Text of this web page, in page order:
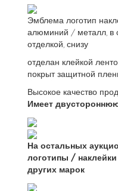
Эмблема логотип
алюминий / металл, в
отделкой, снизу
отделан клейкой
покрыт защитной
Высокое качество
Имеет
На остальных
логотипы /
других марок